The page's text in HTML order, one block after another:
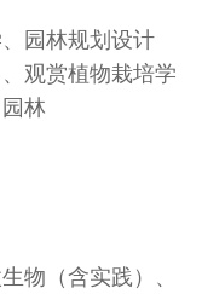
园林规划设计
观赏植物栽培学
林
物（含实践）、